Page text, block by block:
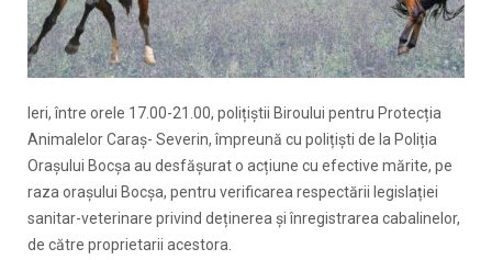
Ieri, între orele 17.00-21.00, polițiștii Biroului pentru Protecția
Animalelor Caraș- Severin, împreună cu polițiști de la Poliția
Orașului Bocșa au desfășurat o acțiune cu efective mărite, pe
raza orașului Bocșa, pentru verificarea respectării legislației
sanitar-veterinare privind deținerea și înregistrarea cabalinelor,
de către proprietarii acestora.